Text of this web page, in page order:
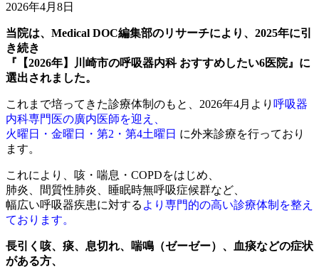
2026年4月8日
当院は、Medical DOC編集部のリサーチにより、2025年に引
き続き
『【2026年】川崎市の呼吸器内科 おすすめしたい6医院』に
選出されました。
これまで培ってきた診療体制のもと、2026年4月より 呼吸器
内科専門医の廣内医師を迎え、
火曜日・金曜日・第2・第4土曜日 に外来診療を行っており
ます。
これにより、咳・喘息・COPDをはじめ、
肺炎、間質性肺炎、睡眠時無呼吸症候群など、
幅広い呼吸器疾患に対する より専門的の高い診療体制を整え
ております。
長引く咳、痰、息切れ、喘鳴（ゼーゼー）、血痰などの症状
がある方、